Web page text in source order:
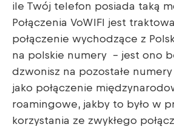
ile Twój telefon posiada taką
Połączenia VoWIFI jest
połączenie wychodzące z
na polskie numery – jest ono
dzwonisz na pozostałe
jako połączenie
roamingowe, jakby to było w
korzystania ze zwykłego